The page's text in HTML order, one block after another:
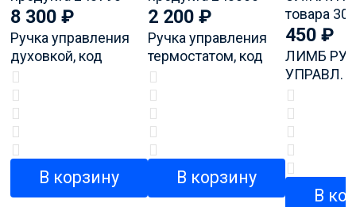
8 300 ₽
Ручка управления
духовкой, код
продукта 243798
В корзину
2 200 ₽
Ручка управления
термостатом, код
продукта 243800
В корзину
450 ₽
ЛИМБ
УПРАВЛ.
товара
В